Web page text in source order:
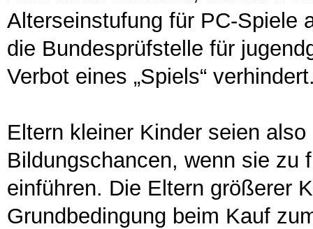
Alterseinstufung für PC-Spiele
die Bundesprüfstelle für
Verbot eines „Spiels“
Eltern kleiner Kinder seien
Bildungschancen, wenn sie zu
einführen. Die Eltern größerer
Grundbedingung beim Kauf